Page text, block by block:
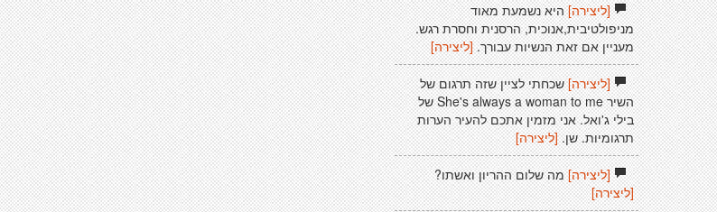
[ליצירה]היא נשמעת מאוד
מניפולטיבית,אנוכית, הרסנית וחסרת רגש.
מעניין אם זאת הנשיות עבורך. [ליצירה]
[ליצירה]שכחתי לציין שזה תרגום של
השיר She's always a woman to me של
בילי ג'ואל. אני מזמין אתכם להעיר הערות
תרגומיות. שן. [ליצירה]
[ליצירה]מה שלום ההריון ואשתו?
[ליצירה]